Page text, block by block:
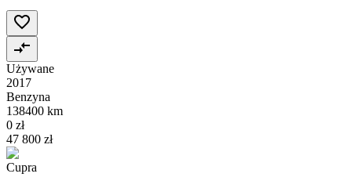
Używane
2017
Benzyna
138400 km
0 zł
47 800 zł
Cupra